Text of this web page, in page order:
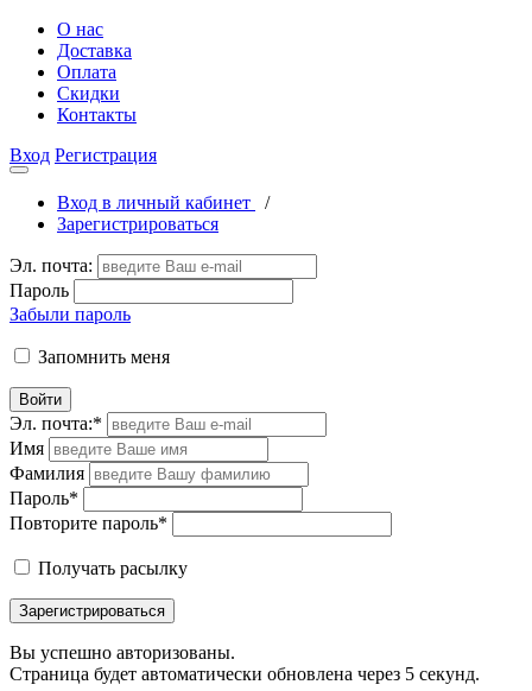
О нас
Доставка
Оплата
Скидки
Контакты
Вход Регистрация
Вход в личный кабинет
/
Зарегистрироваться
Эл. почта:
Пароль
Забыли пароль
Запомнить меня
Войти
Эл. почта:*
Имя
Фамилия
Пароль*
Повторите пароль*
Получать расылку
Зарегистрироваться
Вы успешно авторизованы.
Страница будет автоматически обновлена через 5 секунд.